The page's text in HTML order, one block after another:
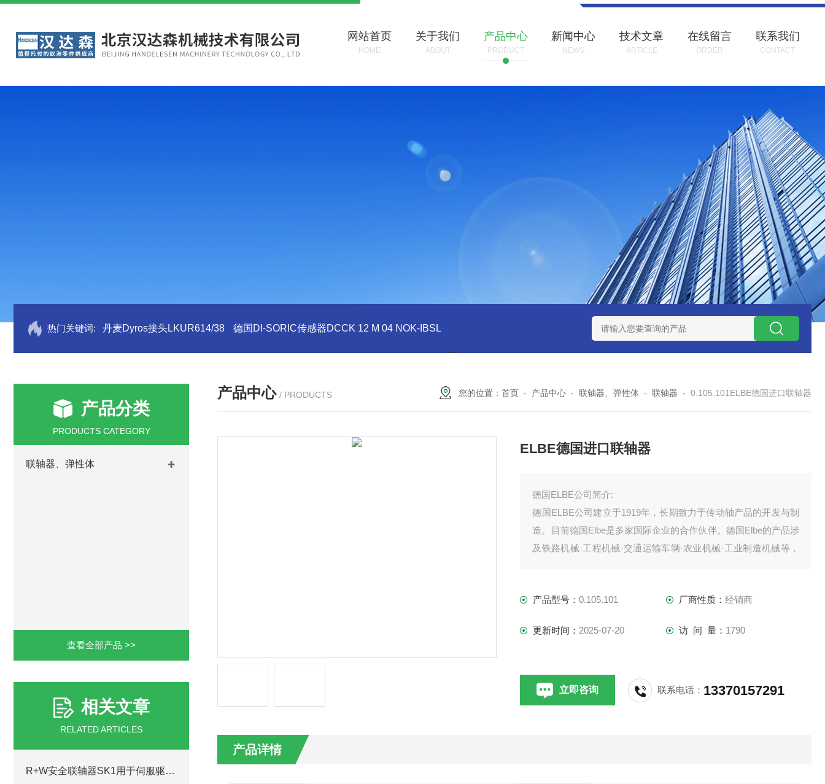
网站首页
HOME
关于我们
ABOUT
产品中心
PRODUCT
新闻中心
NEWS
技术文章
ARTICLE
在线留言
ORDER
联系我们
CONTACT
热门关键词: 丹麦Dyros接头LKUR614/38 德国DI-SORIC传感器DCCK 12 M 04 NOK-IBSL 德国DI-SORIC传感器DCC 08 M 02 PSK-TSL 瑞典AQ液位开关RS34 意大利
产品分类
PRODUCTS CATEGORY
联轴器、弹性体
查看全部产品 >>
相关文章
RELATED ARTICLES
R+W安全联轴器SK1用于伺服驱动系统
产品中心 / PRODUCTS 您的位置： 首页 - 产品中心 - 联轴器、弹性体 - 联轴器 - 0.105.101ELBE德国进口联轴器
ELBE德国进口联轴器
德国ELBE公司简介:
德国ELBE公司建立于1919年，长期致力于传动轴产品的开发与制
造。目前德国Elbe是多家国际企业的合作伙伴。德国Elbe的产品涉
及铁路机械·工程机械·交通运输车辆·农业机械·工业制造机械等，
产品型号：0.105.101 厂商性质： 经销商
更新时间： 2025-07-20 访 问 量： 1790
立即咨询 联系电话： 13370157291
产品详情